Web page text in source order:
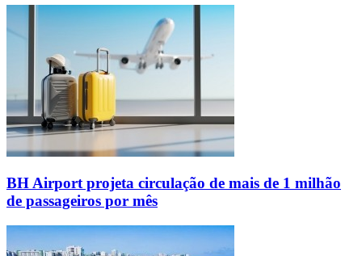
BH Airport projeta circulação de mais de 1 milhão
de passageiros por mês